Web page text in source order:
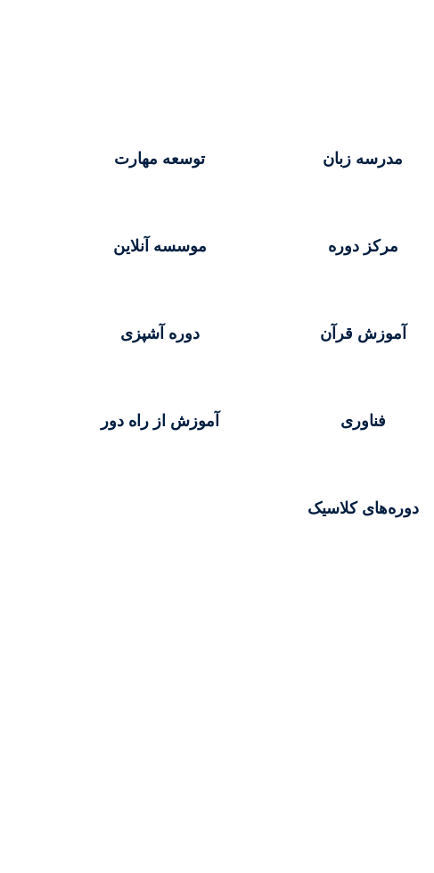
مدرسه زبان توسعه مهارت
مرکز دوره موسسه آنلاین
آموزش قرآن دوره آشپزی
فناوری آموزش از راه دور
دوره‌های کلاسیک